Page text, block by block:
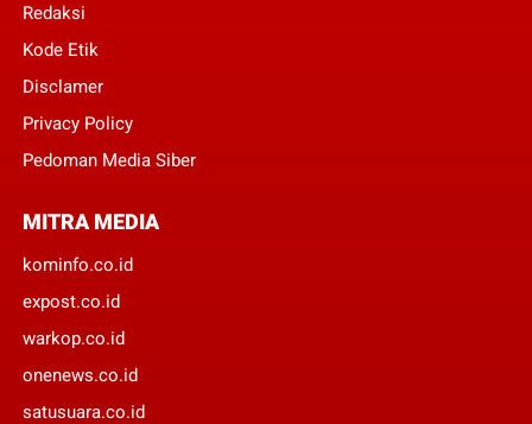
Redaksi
Kode Etik
Disclamer
Privacy Policy
Pedoman Media Siber
MITRA MEDIA
kominfo.co.id
expost.co.id
warkop.co.id
onenews.co.id
satusuara.co.id